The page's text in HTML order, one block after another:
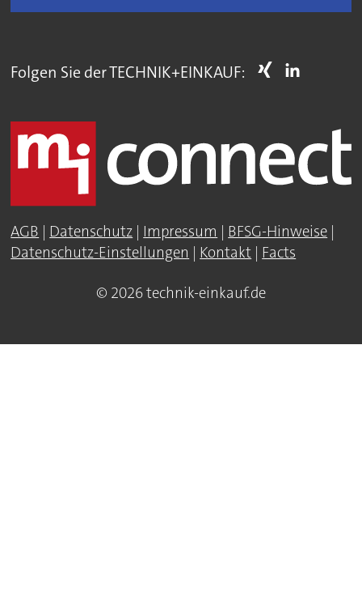
Folgen Sie der TECHNIK+EINKAUF:
AGB | Datenschutz | Impressum | BFSG-Hinweise |
Datenschutz-Einstellungen | Kontakt | Facts
© 2026 technik-einkauf.de